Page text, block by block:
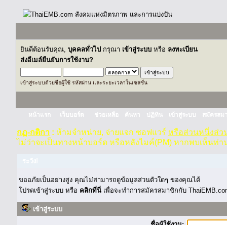
ยินดีต้อนรับคุณ, บุคคลทั่วไป กรุณา เข้าสู่ระบบ หรือ ลงทะเบียน
ส่งอีเมล์ยืนยันการใช้งาน?
เข้าสู่ระบบด้วยชื่อผู้ใช้ รหัสผ่าน และระยะเวลาในเซสชั่น
หน้าแรก เว็บบอร์ด ช่วยเหลือ ค้นหา ปฏิทิน เข้าสู่ระบบ สมัครสม
กฏ-กติกา : ห้ามจำหน่าย, จ่ายแจก ซอฟแวร์ หรือส่วนหนึ่งส่ว
ไม่ว่าจะเป็นทางหน้าบอร์ด หรือหลังไมค์(PM) หากพบเห็นท่า
ขออภัยเป็นอย่างสูง คุณไม่สามารถดูข้อมูลส่วนตัวใดๆ ของคุณได้
โปรดเข้าสู่ระบบ หรือ คลิกที่นี่ เพื่อจะทำการสมัครสมาชิกกับ
เข้าสู่ระบบ